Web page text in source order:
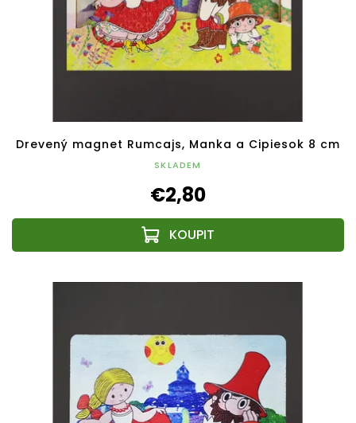
Drevený magnet Rumcajs, Manka a Cipiesok 8 cm
SKLADEM
€2,80